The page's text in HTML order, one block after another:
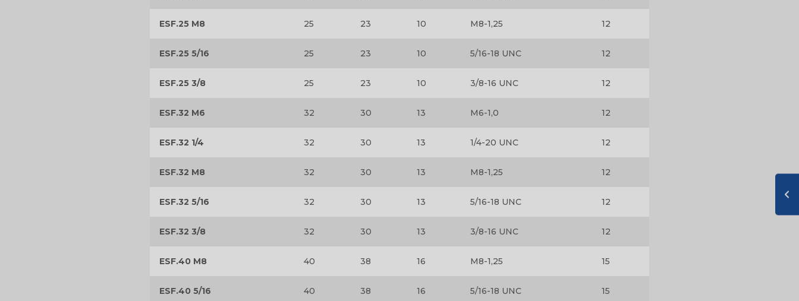
ESF.25 M8 25 23 10 M8-1,25 12
ESF.25 5/16 25 23 10 5/16-18 UNC 12
ESF.25 3/8 25 23 10 3/8-16 UNC 12
ESF.32 M6 32 30 13 M6-1,0 12
ESF.32 1/4 32 30 13 1/4-20 UNC 12
ESF.32 M8 32 30 13 M8-1,25 12
ESF.32 5/16 32 30 13 5/16-18 UNC 12
ESF.32 3/8 32 30 13 3/8-16 UNC 12
ESF.40 M8 40 38 16 M8-1,25 15
ESF.40 5/16 40 38 16 5/16-18 UNC 15